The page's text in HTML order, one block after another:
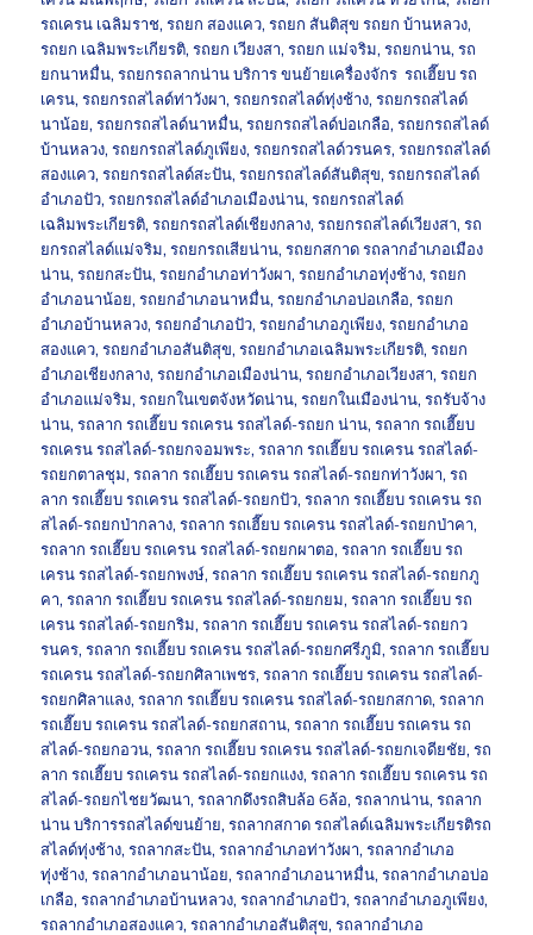
รถเครน เฉลิมราช,รถยก สองแคว,รถยก สันติสุข รถยก บ้านหลวง,
รถยก เฉลิมพระเกียรติ,รถยก เวียงสา,รถยก แม่จริม,รถยกน่าน,รถ
ยกนาหมื่น,รถยกรถลากน่าน บริการ ขนย้ายเครื่องจักร รถเฮี๊ยบ รถ
เครน,รถยกรถสไลด์ท่าวังผา,รถยกรถสไลด์ทุ่งช้าง,รถยกรถสไลด์
นาน้อย,รถยกรถสไลด์นาหมื่น,รถยกรถสไลด์บ่อเกลือ,รถยกรถสไลด์
บ้านหลวง,รถยกรถสไลด์ภูเพียง,รถยกรถสไลด์วรนคร,รถยกรถสไลด์
สองแคว,รถยกรถสไลด์สะปัน,รถยกรถสไลด์สันติสุข,รถยกรถสไลด์
อำเภอปัว,รถยกรถสไลด์อำเภอเมืองน่าน,รถยกรถสไลด์
เฉลิมพระเกียรติ,รถยกรถสไลด์เชียงกลาง,รถยกรถสไลด์เวียงสา,รถ
ยกรถสไลด์แม่จริม,รถยกรถเสียน่าน,รถยกสกาด รถลากอำเภอเมือง
น่าน,รถยกสะปัน,รถยกอำเภอท่าวังผา,รถยกอำเภอทุ่งช้าง,รถยก
อำเภอนาน้อย,รถยกอำเภอนาหมื่น,รถยกอำเภอบ่อเกลือ,รถยก
อำเภอบ้านหลวง,รถยกอำเภอปัว,รถยกอำเภอภูเพียง,รถยกอำเภอ
สองแคว,รถยกอำเภอสันติสุข,รถยกอำเภอเฉลิมพระเกียรติ,รถยก
อำเภอเชียงกลาง,รถยกอำเภอเมืองน่าน,รถยกอำเภอเวียงสา,รถยก
อำเภอแม่จริม,รถยกในเขตจังหวัดน่าน,รถยกในเมืองน่าน,รถรับจ้าง
น่าน,รถลาก รถเฮี๊ยบ รถเครน รถสไลด์-รถยก น่าน,รถลาก รถเฮี๊ยบ
รถเครน รถสไลด์-รถยกจอมพระ,รถลาก รถเฮี๊ยบ รถเครน รถสไลด์-
รถยกตาลชุม,รถลาก รถเฮี๊ยบ รถเครน รถสไลด์-รถยกท่าวังผา,รถ
ลาก รถเฮี๊ยบ รถเครน รถสไลด์-รถยกปัว,รถลาก รถเฮี๊ยบ รถเครน รถ
สไลด์-รถยกป่ากลาง,รถลาก รถเฮี๊ยบ รถเครน รถสไลด์-รถยกป่าคา,
รถลาก รถเฮี๊ยบ รถเครน รถสไลด์-รถยกผาตอ,รถลาก รถเฮี๊ยบ รถ
เครน รถสไลด์-รถยกพงษ์,รถลาก รถเฮี๊ยบ รถเครน รถสไลด์-รถยกภู
คา,รถลาก รถเฮี๊ยบ รถเครน รถสไลด์-รถยกยม,รถลาก รถเฮี๊ยบ รถ
เครน รถสไลด์-รถยกริม,รถลาก รถเฮี๊ยบ รถเครน รถสไลด์-รถยกว
รนคร,รถลาก รถเฮี๊ยบ รถเครน รถสไลด์-รถยกศรีภูมิ,รถลาก รถเฮี๊ยบ
รถเครน รถสไลด์-รถยกศิลาเพชร,รถลาก รถเฮี๊ยบ รถเครน รถสไลด์-
รถยกศิลาแลง,รถลาก รถเฮี๊ยบ รถเครน รถสไลด์-รถยกสกาด,รถลาก
รถเฮี๊ยบ รถเครน รถสไลด์-รถยกสถาน,รถลาก รถเฮี๊ยบ รถเครน รถ
สไลด์-รถยกอวน,รถลาก รถเฮี๊ยบ รถเครน รถสไลด์-รถยกเจดียชัย,รถ
ลาก รถเฮี๊ยบ รถเครน รถสไลด์-รถยกแงง,รถลาก รถเฮี๊ยบ รถเครน รถ
สไลด์-รถยกไชยวัฒนา,รถลากดึงรถสิบล้อ 6ล้อ,รถลากน่าน,รถลาก
น่าน บริการรถสไลด์ขนย้าย,รถลากสกาด รถสไลด์เฉลิมพระเกียรติรถ
สไลด์ทุ่งช้าง,รถลากสะปัน,รถลากอำเภอท่าวังผา,รถลากอำเภอ
ทุ่งช้าง,รถลากอำเภอนาน้อย,รถลากอำเภอนาหมื่น,รถลากอำเภอบ่อ
เกลือ,รถลากอำเภอบ้านหลวง,รถลากอำเภอปัว,รถลากอำเภอภูเพียง,
รถลากอำเภอสองแคว,รถลากอำเภอสันติสุข,รถลากอำเภอ